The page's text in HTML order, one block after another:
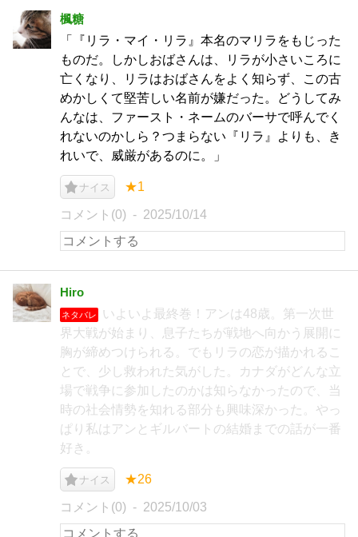
楓糖
「『リラ・マイ・リラ』本名のマリラをもじった
ものだ。しかしおばさんは、リラが小さいころに
亡くなり、リラはおばさんをよく知らず、この古
めかしくて堅苦しい名前が嫌だった。どうしてみ
んなは、ファースト・ネームのバーサで呼んでく
れないのかしら？つまらない『リラ』よりも、き
れいで、威厳があるのに。」
ナイス ★1
コメント(0) 2025/10/14
Hiro
ネタバレ
いよいよ最終巻！アンは48歳。第一次世
界大戦が始まり、息子たちが戦地へ向かう展開に
胸が締めつけられる。でもリラの恋が描かれるこ
とで、少し救われた気がした。カナダがどんな立
場で戦争に参加したのかは知らなかったので、当
時の社会情勢を知れる部分も興味深かった。やっ
ぱり私はアンとギルバートの結婚までの話が一番
好き。
ナイス ★26
コメント(0) 2025/10/03